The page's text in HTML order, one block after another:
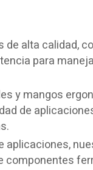
de alta calidad,
para
y mangos
de
aplicaciones,